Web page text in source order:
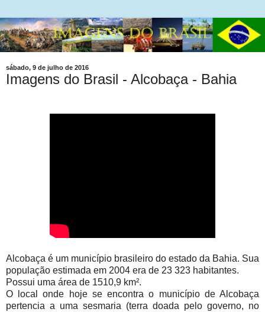
sábado, 9 de julho de 2016
Imagens do Brasil - Alcobaça - Bahia
Alcobaça é um município brasileiro do estado da Bahia. Sua
população estimada em 2004 era de 23 323 habitantes.
Possui uma área de 1510,9 km².
O local onde hoje se encontra o município de Alcobaça
pertencia a uma sesmaria (terra doada pelo governo, no